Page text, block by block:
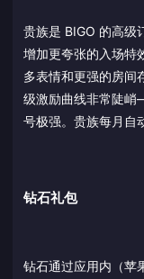
贵族是 BIGO 的高级
增加更夸张的入场特
多表情和更强的房间
级激励曲线非常陡
号极强。贵族每月自
钻石礼包
钻石通过应用内（苹